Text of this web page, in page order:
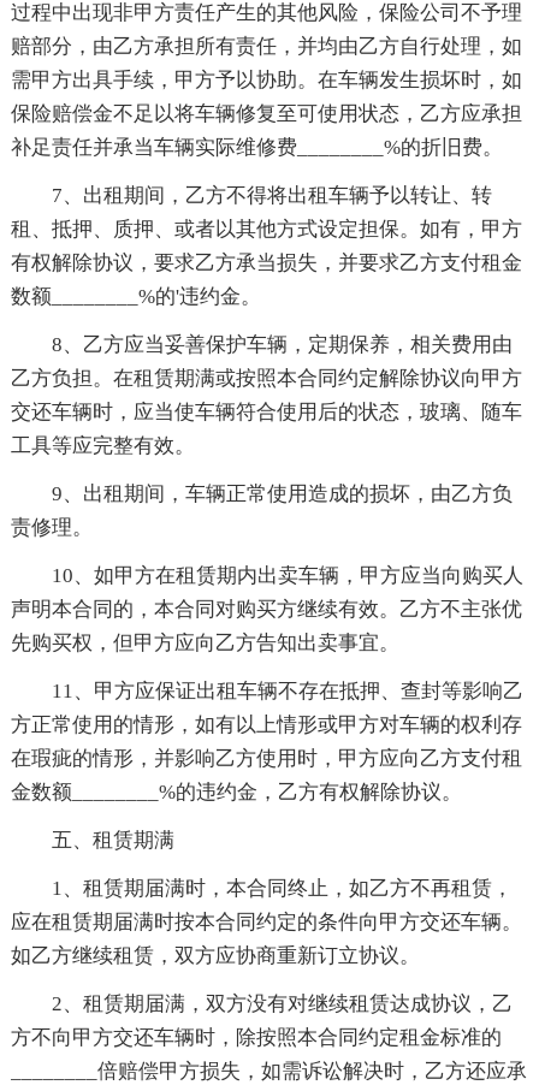
过程中出现非甲方责任产生的其他风险，保险公司不予理
赔部分，由乙方承担所有责任，并均由乙方自行处理，如
需甲方出具手续，甲方予以协助。在车辆发生损坏时，如
保险赔偿金不足以将车辆修复至可使用状态，乙方应承担
补足责任并承当车辆实际维修费________%的折旧费。
7、出租期间，乙方不得将出租车辆予以转让、转
租、抵押、质押、或者以其他方式设定担保。如有，甲方
有权解除协议，要求乙方承当损失，并要求乙方支付租金
数额________%的'违约金。
8、乙方应当妥善保护车辆，定期保养，相关费用由
乙方负担。在租赁期满或按照本合同约定解除协议向甲方
交还车辆时，应当使车辆符合使用后的状态，玻璃、随车
工具等应完整有效。
9、出租期间，车辆正常使用造成的损坏，由乙方负
责修理。
10、如甲方在租赁期内出卖车辆，甲方应当向购买人
声明本合同的，本合同对购买方继续有效。乙方不主张优
先购买权，但甲方应向乙方告知出卖事宜。
11、甲方应保证出租车辆不存在抵押、查封等影响乙
方正常使用的情形，如有以上情形或甲方对车辆的权利存
在瑕疵的情形，并影响乙方使用时，甲方应向乙方支付租
金数额________%的违约金，乙方有权解除协议。
五、租赁期满
1、租赁期届满时，本合同终止，如乙方不再租赁，
应在租赁期届满时按本合同约定的条件向甲方交还车辆。
如乙方继续租赁，双方应协商重新订立协议。
2、租赁期届满，双方没有对继续租赁达成协议，乙
方不向甲方交还车辆时，除按照本合同约定租金标准的
________倍赔偿甲方损失，如需诉讼解决时，乙方还应承